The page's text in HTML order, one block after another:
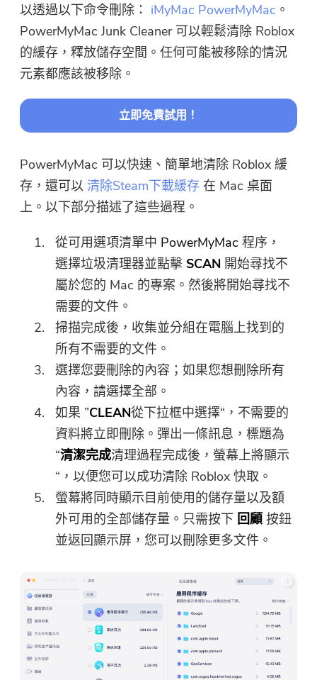
以透過以下命令刪除： iMyMac PowerMyMac 。
PowerMyMac Junk Cleaner 可以輕鬆清除 Roblox
的緩存，釋放儲存空間。任何可能被移除的情況
元素都應該被移除。
立即免費試用！
PowerMyMac 可以快速、簡單地清除 Roblox 緩
存，還可以清除Steam下載緩存 在 Mac 桌面
上。以下部分描述了這些過程。
從可用選項清單中 PowerMyMac 程序，
選擇垃圾清理器並點擊 SCAN 開始尋找不
屬於您的 Mac 的專案。然後將開始尋找不
需要的文件。
掃描完成後，收集並分組在電腦上找到的
所有不需要的文件。
選擇您要刪除的內容；如果您想刪除所有
內容，請選擇全部。
如果 ”CLEAN從下拉框中選擇“，不需要的
資料將立即刪除。彈出一條訊息，標題為
“清潔完成清理過程完成後，螢幕上將顯示
“，以便您可以成功清除 Roblox 快取。
螢幕將同時顯示目前使用的儲存量以及額
外可用的全部儲存量。只需按下 回顧按鈕
並返回顯示屏，您可以刪除更多文件。